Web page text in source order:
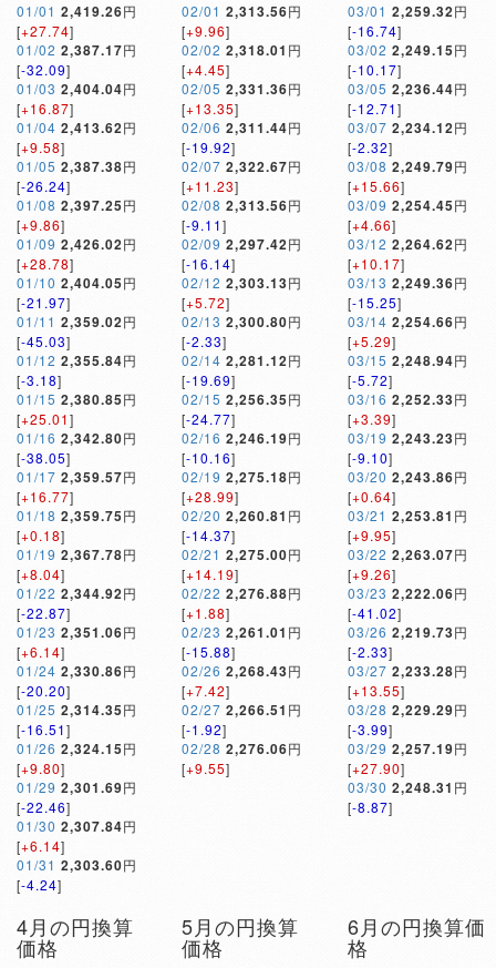
01/01 2,419.26円
[+27.74]
01/02 2,387.17円
[-32.09]
01/03 2,404.04円
[+16.87]
01/04 2,413.62円
[+9.58]
01/05 2,387.38円
[-26.24]
01/08 2,397.25円
[+9.86]
01/09 2,426.02円
[+28.78]
01/10 2,404.05円
[-21.97]
01/11 2,359.02円
[-45.03]
01/12 2,355.84円
[-3.18]
01/15 2,380.85円
[+25.01]
01/16 2,342.80円
[-38.05]
01/17 2,359.57円
[+16.77]
01/18 2,359.75円
[+0.18]
01/19 2,367.78円
[+8.04]
01/22 2,344.92円
[-22.87]
01/23 2,351.06円
[+6.14]
01/24 2,330.86円
[-20.20]
01/25 2,314.35円
[-16.51]
01/26 2,324.15円
[+9.80]
01/29 2,301.69円
[-22.46]
01/30 2,307.84円
[+6.14]
01/31 2,303.60円
[-4.24]
02/01 2,313.56円
[+9.96]
02/02 2,318.01 円
[+4.45]
02/05 2,331.36円
[+13.35]
02/06 2,311.44円
[-19.92]
02/07 2,322.67円
[+11.23]
02/08 2,313.56円
[-9.11]
02/09 2,297.42円
[-16.14]
02/12 2,303.13円
[+5.72]
02/13 2,300.80円
[-2.33]
02/14 2,281.12円
[-19.69]
02/15 2,256.35円
[-24.77]
02/16 2,246.19円
[-10.16]
02/19 2,275.18円
[+28.99]
02/20 2,260.81 円
[-14.37]
02/21 2,275.00円
[+14.19]
02/22 2,276.88円
[+1.88]
02/23 2,261.01 円
[-15.88]
02/26 2,268.43円
[+7.42]
02/27 2,266.51 円
[-1.92]
02/28 2,276.06円
[+9.55]
03/01 2,259.32円
[-16.74]
03/02 2,249.15円
[-10.17]
03/05 2,236.44円
[-12.71]
03/07 2,234.12円
[-2.32]
03/08 2,249.79円
[+15.66]
03/09 2,254.45円
[+4.66]
03/12 2,264.62円
[+10.17]
03/13 2,249.36円
[-15.25]
03/14 2,254.66円
[+5.29]
03/15 2,248.94円
[-5.72]
03/16 2,252.33円
[+3.39]
03/19 2,243.23円
[-9.10]
03/20 2,243.86円
[+0.64]
03/21 2,253.81 円
[+9.95]
03/22 2,263.07円
[+9.26]
03/23 2,222.06円
[-41.02]
03/26 2,219.73円
[-2.33]
03/27 2,233.28円
[+13.55]
03/28 2,229.29円
[-3.99]
03/29 2,257.19円
[+27.90]
03/30 2,248.31 円
[-8.87]
4月の円換算
価格
5月の円換算
価格
6月の円換算価
格